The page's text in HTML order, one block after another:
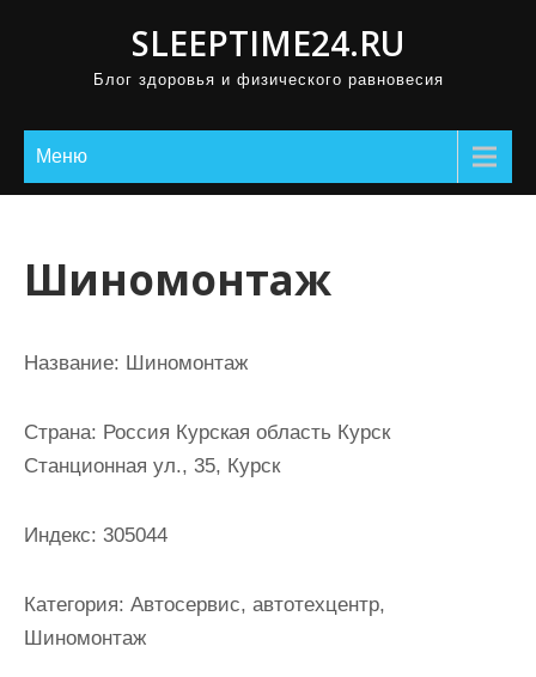
SLEEPTIME24.RU
Блог здоровья и физического равновесия
Меню
Шиномонтаж
Название: Шиномонтаж
Страна: Россия Курская область Курск
Станционная ул., 35, Курск
Индекс: 305044
Категория: Автосервис, автотехцентр,
Шиномонтаж